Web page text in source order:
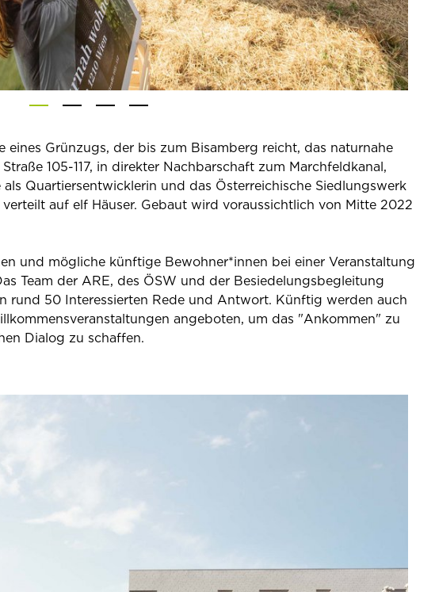
eines Grünzugs, der bis zum Bisamberg reicht, das naturnahe
105-117, in direkter Nachbarschaft zum Marchfeldkanal,
Quartiersentwicklerin und das Österreichische Siedlungswerk
auf elf Häuser. Gebaut wird voraussichtlich von Mitte 2022
und mögliche künftige Bewohner*innen bei einer Veranstaltung
Team der ARE, des ÖSW und der Besiedelungsbegleitung
rund 50 Interessierten Rede und Antwort. Künftig werden auch
angeboten, um das "Ankommen" zu
Dialog zu schaffen.